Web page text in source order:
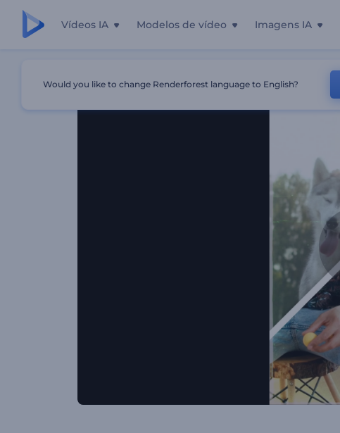
Vídeos IA Modelos de vídeo Imagens IA
Would you like to change Renderforest language to English?